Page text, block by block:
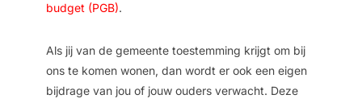
budget (PGB).
Als jij van de gemeente toestemming krijgt om bij
ons te komen wonen, dan wordt er ook een eigen
bijdrage van jou of jouw ouders verwacht. Deze